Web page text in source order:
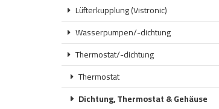
Lüfterkupplung (Vistronic)
Wasserpumpen/-dichtung
Thermostat/-dichtung
Thermostat
Dichtung, Thermostat & Gehäuse